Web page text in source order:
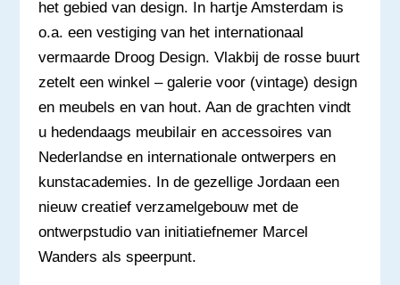
het gebied van design. In hartje Amsterdam is
o.a. een vestiging van het internationaal
vermaarde Droog Design. Vlakbij de rosse buurt
zetelt een winkel – galerie voor (vintage) design
en meubels en van hout. Aan de grachten vindt
u hedendaags meubilair en accessoires van
Nederlandse en internationale ontwerpers en
kunstacademies. In de gezellige Jordaan een
nieuw creatief verzamelgebouw met de
ontwerpstudio van initiatiefnemer Marcel
Wanders als speerpunt.